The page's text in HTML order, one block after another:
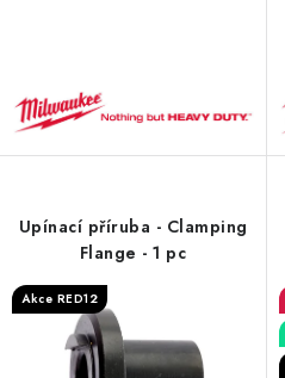
Upínací příruba - Clamping
Flange - 1 pc
Akce RED12